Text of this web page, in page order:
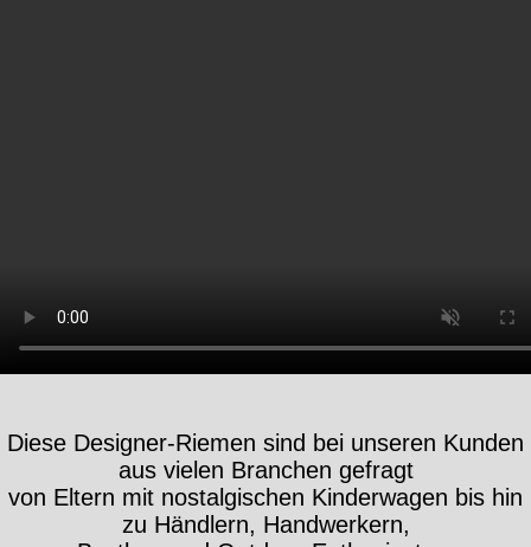
Diese Designer-Riemen sind bei unseren Kunden
aus vielen Branchen gefragt
von Eltern mit nostalgischen Kinderwagen bis hin
zu Händlern, Handwerkern,